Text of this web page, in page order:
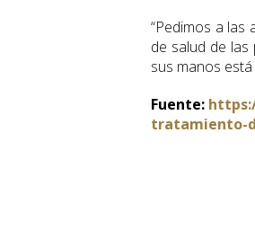
“Pedimos a
de salud de
sus manos
Fuente:
tratamiento-